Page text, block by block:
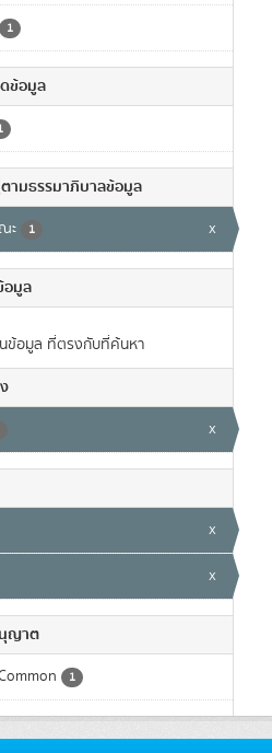
1
ข้อมูล
ามธรรมาภิบาลข้อมูล
ะ 1 x
อมูล
ข้อมูล ที่ตรงกับที่ค้นหา
x
x
x
ญาต
1